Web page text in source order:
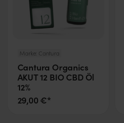
Marke: Cantura
Cantura Organics
AKUT 12 BIO CBD Öl
12%
29,00 €*